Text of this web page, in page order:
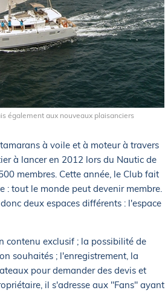
également aux nouveaux plaisanciers
à voile et à moteur à travers
à lancer en 2012 lors du Nautic de
membres. Cette année, le Club fait
: tout le monde peut devenir membre.
deux espaces différents : l'espace
contenu exclusif ; la possibilité de
souhaités ; l'enregistrement, la
pour demander des devis et
il s'adresse aux "Fans" ayant